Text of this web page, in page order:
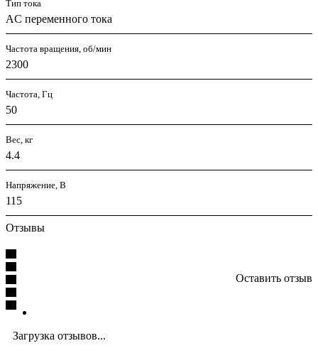
Тип тока
AC переменного тока
Частота вращения, об/мин
2300
Частота, Гц
50
Вес, кг
4.4
Напряжение, В
115
Отзывы
Оставить отзыв
Загрузка отзывов...